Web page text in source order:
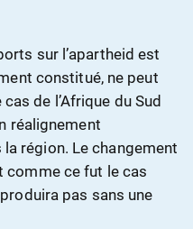
sur l’apartheid est
constitué, ne peut
de l’Afrique du Sud
réalignement
région. Le changement
ce fut le cas
pas sans une